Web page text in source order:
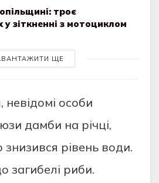
троє
зіткненні з мотоциклом
ЩЕ
нeвiдомi особи
дaмби нa рiчцi,
рiвeнь води.
зaгибeлi риби.